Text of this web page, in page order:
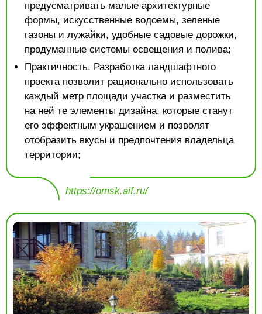
предусматривать малые архитектурные
формы, искусственные водоемы, зеленые
газоны и лужайки, удобные садовые дорожки,
продуманные системы освещения и полива;
Практичность. Разработка ландшафтного
проекта позволит рационально использовать
каждый метр площади участка и разместить
на ней те элементы дизайна, которые станут
его эффектным украшением и позволят
отобразить вкусы и предпочтения владельца
территории;
https://omsk.aif.ru/